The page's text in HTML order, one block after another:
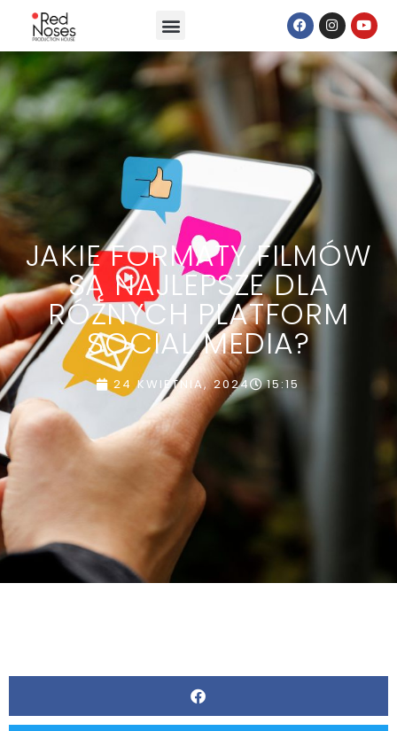
JAKIE FORMATY FILMÓW
SĄ NAJLEPSZE DLA
RÓŻNYCH PLATFORM
SOCIAL MEDIA?
24 KWIETNIA, 2024 15:15